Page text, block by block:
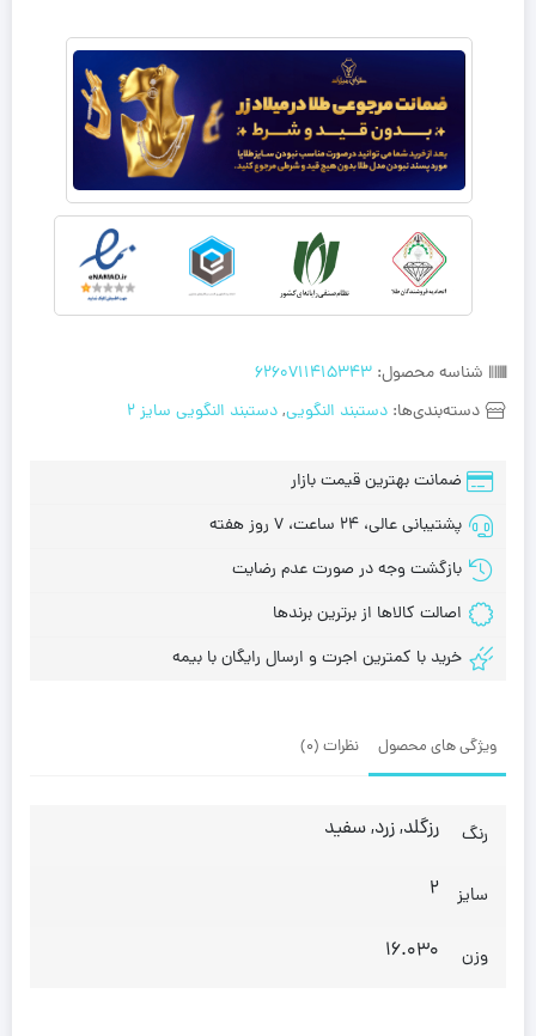
شناسه محصول: 6260711415343
دسته‌بندی‌ها: دستبند النگویی,دستبند النگویی سایز 2
ضمانت بهترین قیمت بازار
پشتیبانی عالی، 24 ساعت، 7 روز هفته
بازگشت وجه در صورت عدم رضایت
اصالت کالاها از برترین برندها
خرید با کمترین اجرت و ارسال رایگان با بیمه
ویژگی های محصول نظرات (0)
رنگ رزگلد, زرد, سفید
سایز 2
وزن 16.030